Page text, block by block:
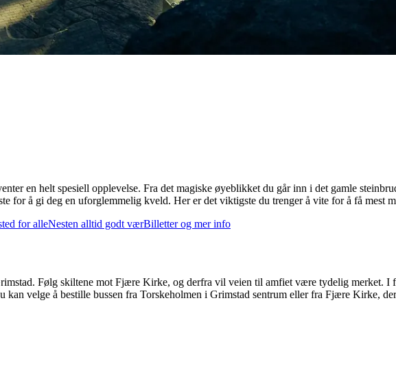
en helt spesiell opplevelse. Fra det magiske øyeblikket du går inn i det gamle
for å gi deg en uforglemmelig kveld. Her er det viktigste du trenger å vite for å få mest
for alleNesten alltid godt værBilletter og mer info
Følg skiltene mot Fjære Kirke, og derfra vil veien til amfiet være tydelig merket. I
kan velge å bestille bussen fra Torskeholmen i Grimstad sentrum eller fra Fjære Kirke,